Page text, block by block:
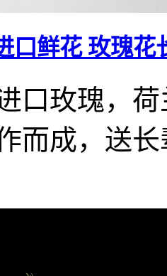
口鲜花 玫瑰花
口玫瑰，
而成，送